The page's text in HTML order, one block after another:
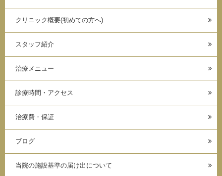
クリニック概要(初めての方へ)
スタッフ紹介
治療メニュー
診療時間・アクセス
治療費・保証
ブログ
当院の施設基準の届け出について